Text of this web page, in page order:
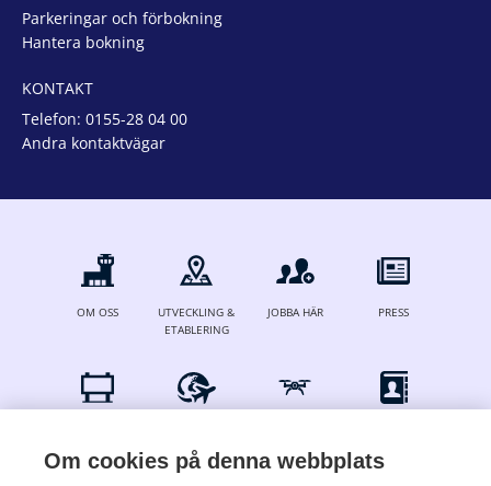
Parkeringar och förbokning
Hantera bokning
KONTAKT
Telefon: 0155-28 04 00
Andra kontaktvägar
OM OSS
UTVECKLING &
ETABLERING
JOBBA HÄR PRESS
FLYGBOLAG
Om cookies på denna webbplats